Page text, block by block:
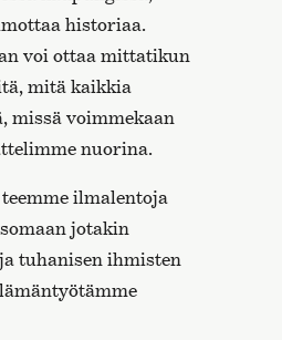
historiaa.
voi ottaa mittatikun
mitä kaikkia
missä voimmekaan
nuorina.
ilmalentoja
jotakin
tuhanisen ihmisten